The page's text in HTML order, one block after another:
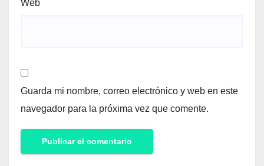
Web
Guarda mi nombre, correo electrónico y web en este
navegador para la próxima vez que comente.